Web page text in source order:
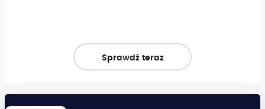
Sprawdź teraz